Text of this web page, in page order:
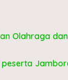
Olahraga